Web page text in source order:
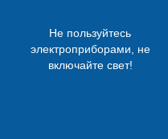
Не пользуйтесь
электроприборами, не
включайте свет!